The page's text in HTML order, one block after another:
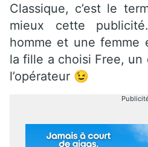
Classique, c’est le
mieux cette
homme et une femme
la fille a choisi Free,
l’opérateur 😉